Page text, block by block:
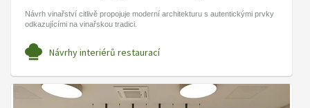
Návrh vinařství citlivě propojuje moderní architekturu s autentickými prvky
odkazujícími na vinařskou tradici.
Návrhy interiérů restaurací